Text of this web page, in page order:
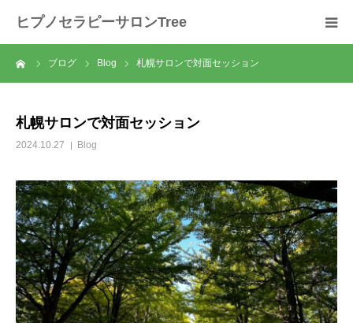
ヒプノセラピーサロンTree
ブログ Blog 札幌サロンで対面セッション
札幌サロンで対面セッション
2024.10.27 Blog
ホーム
セラピーの流れ
メニュー
料金